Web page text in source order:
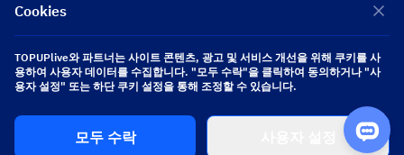
[email protected]
[email protected]
팔로우하기
Copyright 2026 SEA WHALE TECHNOLOGY PTE.LTD. All Rights Reserved.
Cookies
TOPUPlive와 파트너는 사이트 콘텐츠, 광고 및 서비스 개선을 위해 쿠키를 사
용하여 사용자 데이터를 수집합니다. "모두 수락"을 클릭하여 동의하거나 "사
용자 설정" 또는 하단 쿠키 설정을 통해 조정할 수 있습니다.
모두 수락